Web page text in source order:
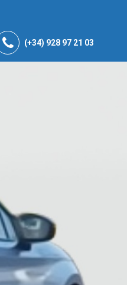
(+34) 928 97 21 03